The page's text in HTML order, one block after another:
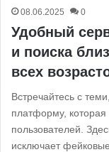
08.06.2025 0
Удобный
и поиска
всех
Встречайтесь с
платформу,
пользователей.
исключает